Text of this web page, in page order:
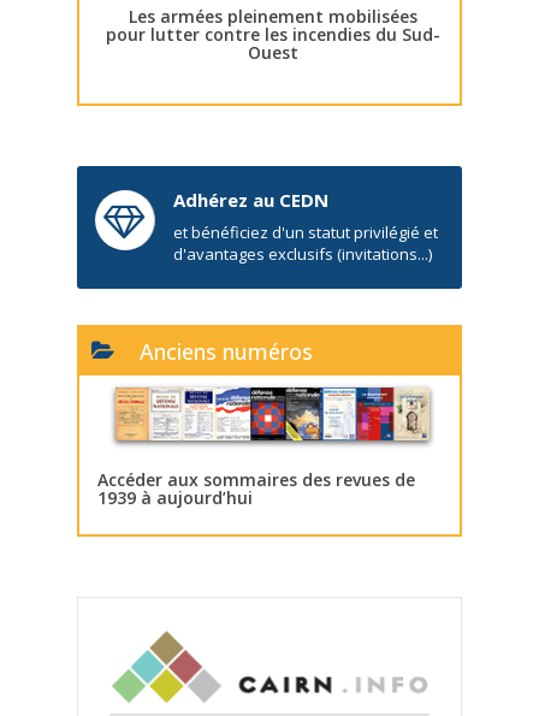
Les armées pleinement mobilisées
pour lutter contre les incendies du Sud-
Ouest
Adhérez au CEDN
et bénéficiez d'un statut privilégié et
d'avantages exclusifs (invitations...)
Anciens numéros
Accéder aux sommaires des revues de
1939 à aujourd’hui